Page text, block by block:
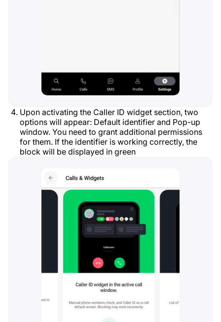
Upon activating the Caller ID widget section, two
options will appear: Default identifier and Pop-up
window. You need to grant additional permissions
for them. If the identifier is working correctly, the
block will be displayed in green